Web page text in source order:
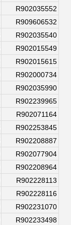
R902035552
R909606532
R902035540
R902015549
R902015615
R902000734
R902035990
R902239965
R902071164
R902253845
R902208887
R902077904
R902208964
R902228113
R902228116
R902231070
R902233498